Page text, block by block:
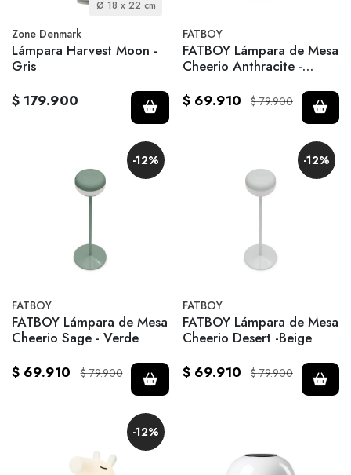
Ø 18 x 22 cm
Zone Denmark
Lámpara Harvest Moon -
Gris
$ 179.900
FATBOY
FATBOY Lámpara de Mesa
Cheerio Anthracite -
$ 69.910
$ 79.900
-12%
FATBOY
FATBOY Lámpara de Mesa
Cheerio Sage - Verde
$ 69.910
$ 79.900
-12%
FATBOY
FATBOY Lámpara de Mesa
Cheerio Desert -Beige
$ 69.910
$ 79.900
-12%